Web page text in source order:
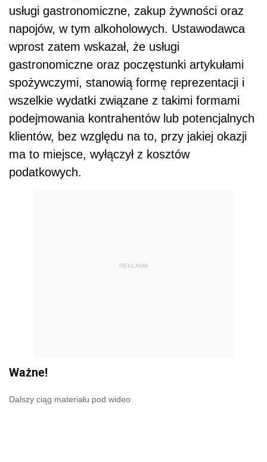
usługi gastronomiczne, zakup żywności oraz
napojów, w tym alkoholowych. Ustawodawca
wprost zatem wskazał, że usługi
gastronomiczne oraz poczęstunki artykułami
spożywczymi, stanowią formę reprezentacji i
wszelkie wydatki związane z takimi formami
podejmowania kontrahentów lub potencjalnych
klientów, bez względu na to, przy jakiej okazji
ma to miejsce, wyłączył z kosztów
podatkowych.
REKLAMA
Ważne!
Dalszy ciąg materiału pod wideo